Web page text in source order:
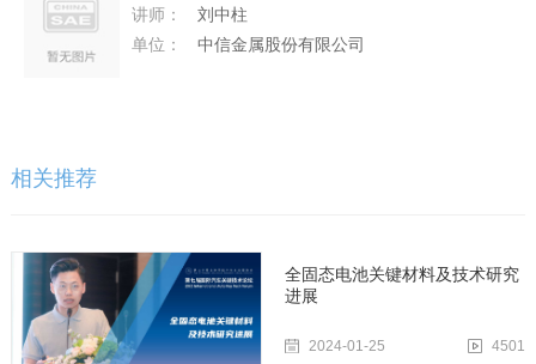
讲师：
刘中柱
单位：
中信金属股份有限公司
相关推荐
全固态电池关键材料及技术研究
进展
2024-01-25 4501